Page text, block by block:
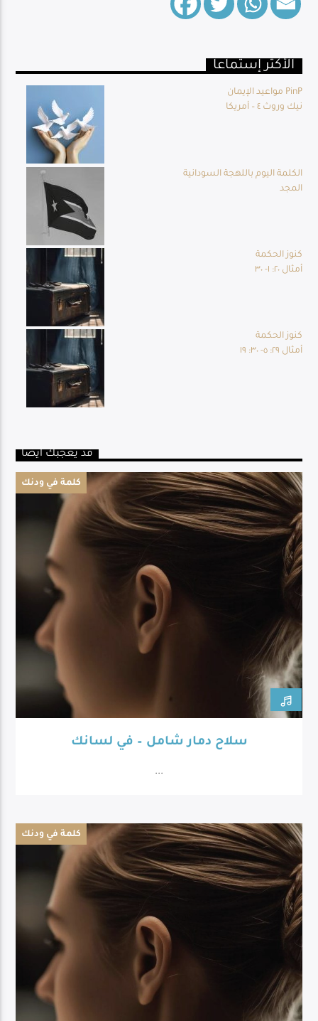
الأكثر إستماعا
مواعيد الإيمان PinP
نيك وروث ٤ – أمريكا
الكلمة اليوم باللهجة السودانية
المجد
كنوز الحكمة
أمثال ٢٠: ١- ٣٠
كنوز الحكمة
أمثال ٢٩: ٥- ٣٠: ١٩
قد يعجبك أيضا
كلمة في ودنك
سلاح دمار شامل – في لسانك
...
كلمة في ودنك